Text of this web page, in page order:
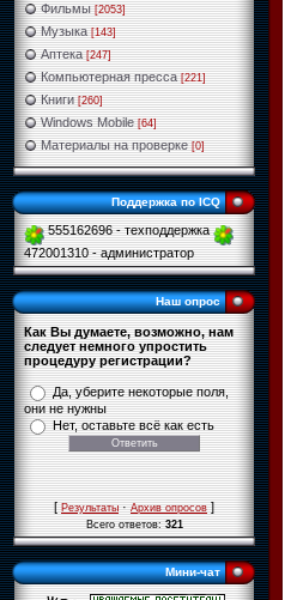
Фильмы [2053]
Музыка [143]
Аптека [247]
Компьютерная пресса [221]
Книги [260]
Windows Mobile [64]
Материалы на проверке [0]
Поддержка по ICQ
555162696 - техподдержка
472001310 - администратор
Наш опрос
Как Вы думаете, возможно, нам
следует немного упростить
процедуру регистрации?
Да, уберите некоторые поля,
они не нужны
Нет, оставьте всё как есть
[Результаты·Архив опросов]
Всего ответов:321
Мини-чат